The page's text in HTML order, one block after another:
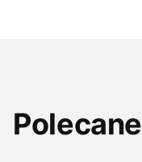
Polecane